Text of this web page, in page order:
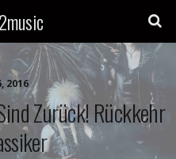
2016
Zurück! Rückkehr